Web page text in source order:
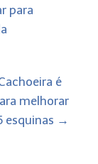
para
é
melhorar
esquinas →